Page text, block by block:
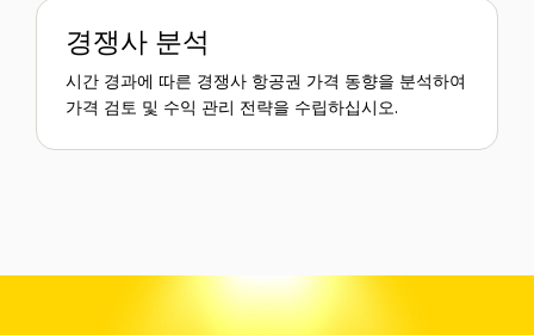
경쟁사 분석
시간 경과에 따른 경쟁사 항공권 가격 동향을 분석하여
가격 검토 및 수익 관리 전략을 수립하십시오.